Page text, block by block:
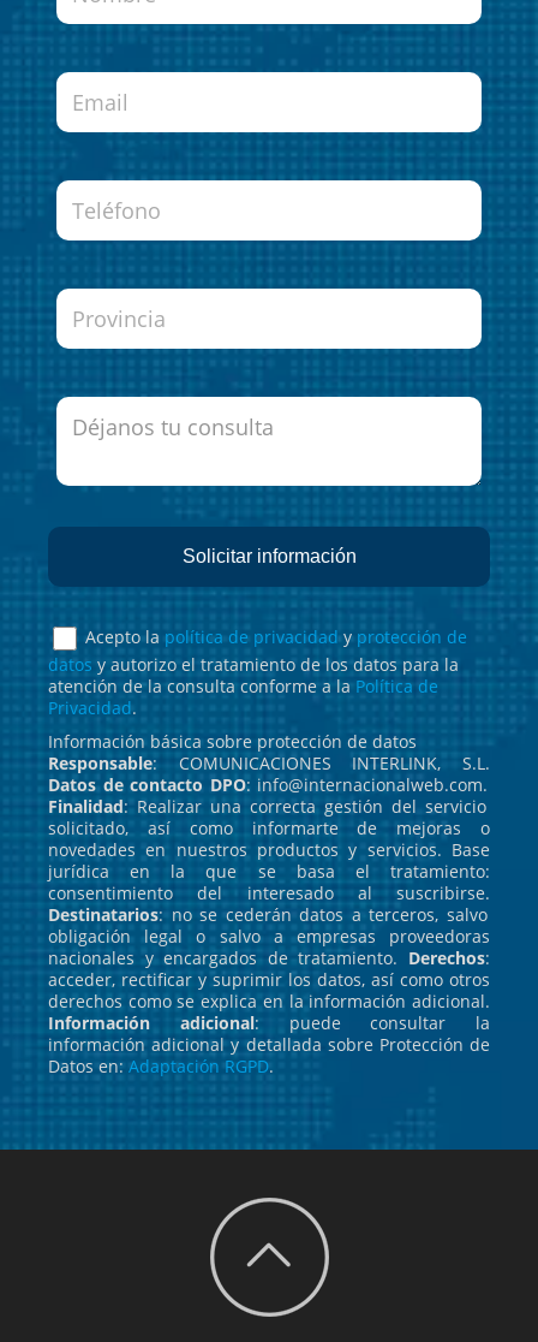
Acepto la política de privacidad y protección de
datos y autorizo el tratamiento de los datos para la
atención de la consulta conforme a la Política de
Privacidad.
Información básica sobre protección de datos
Responsable: COMUNICACIONES INTERLINK, S.L.
Datos de contacto DPO: info@internacionalweb.com.
Finalidad: Realizar una correcta gestión del servicio
solicitado, así como informarte de mejoras o
novedades en nuestros productos y servicios. Base
jurídica en la que se basa el tratamiento:
consentimiento del interesado al suscribirse.
Destinatarios: no se cederán datos a terceros, salvo
obligación legal o salvo a empresas proveedoras
nacionales y encargados de tratamiento. Derechos:
acceder, rectificar y suprimir los datos, así como otros
derechos como se explica en la información adicional.
Información adicional: puede consultar la
información adicional y detallada sobre Protección de
Datos en: Adaptación RGPD.